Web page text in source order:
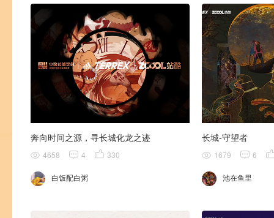
奔向时间之源，寻长城化龙之迹
4658 4 330
白饭配白粥
长城-守望者
1679 6
池在鱼里